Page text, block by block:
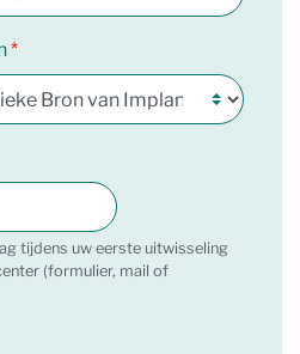
tijdens uw eerste uitwisseling
(formulier, mail of